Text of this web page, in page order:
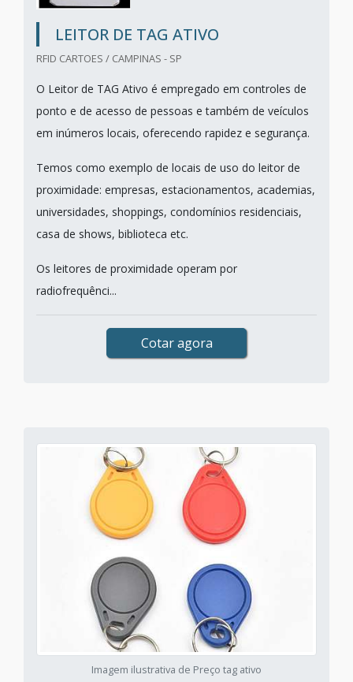
LEITOR DE TAG ATIVO
RFID CARTOES / CAMPINAS - SP
O Leitor de TAG Ativo é empregado em controles de
ponto e de acesso de pessoas e também de veículos
em inúmeros locais, oferecendo rapidez e segurança.
Temos como exemplo de locais de uso do leitor de
proximidade: empresas, estacionamentos, academias,
universidades, shoppings, condomínios residenciais,
casa de shows, biblioteca etc.
Os leitores de proximidade operam por
radiofrequênci...
Cotar agora
Imagem ilustrativa de Preço tag ativo